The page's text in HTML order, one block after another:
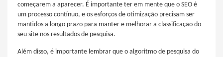
começarem a aparecer. É importante ter em mente que o SEO é
um processo contínuo, e os esforços de otimização precisam ser
mantidos a longo prazo para manter e melhorar a classificação do
seu site nos resultados de pesquisa.
Além disso, é importante lembrar que o algoritmo de pesquisa do